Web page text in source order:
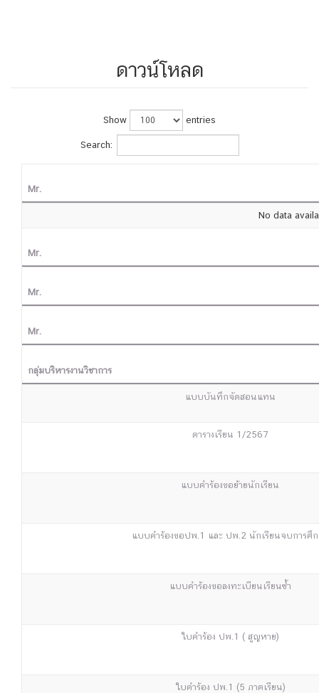
ดาวน์โหลด
Show entries
Search:
Mr.
No data
Mr.
Mr.
Mr.
กลุ่มบริหารงานวิชาการ
แบบบันทึกจัดสอนแทน
ตารางเรียน 1/2567
แบบคำร้องขอย้ายนักเรียน
แบบคำร้องขอปพ.1 และ ปพ.2 นักเรียนจบการศึ
แบบคำร้องขอลงทะเบียนเรียนซ้ำ
ใบคำร้อง ปพ.1 ( สูญหาย)
ใบคำร้อง ปพ.1 (5 ภาคเรียน)